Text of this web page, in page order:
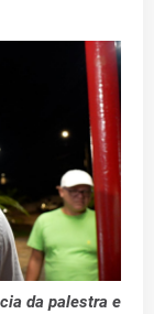
da palestra e